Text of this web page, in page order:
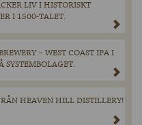
LIV I HISTORISKT
I 1500-TALET.
– WEST COAST IPA I
SYSTEMBOLAGET.
HEAVEN HILL DISTILLERY!